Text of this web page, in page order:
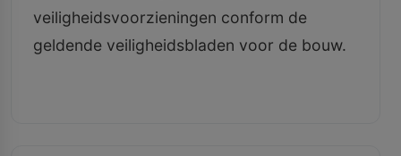
veiligheidsvoorzieningen conform de
geldende veiligheidsbladen voor de bouw.